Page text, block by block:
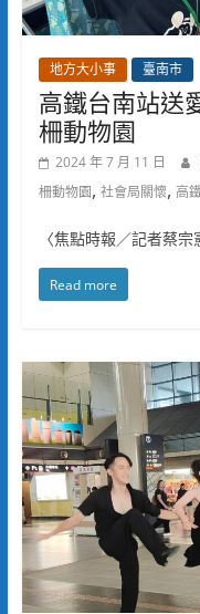
地方大小事 臺南市
高鐵台南站送
柵動物園
2024 年 7 月 11 日
柵動物園, 社會局關懷, 高
〈焦點時報／記者蔡
Read more